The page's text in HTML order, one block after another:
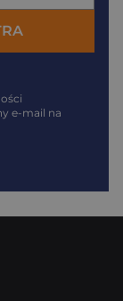
e-mail na